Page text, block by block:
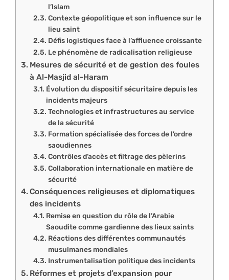
l’Islam
Contexte géopolitique et son influence sur le
lieu saint
Défis logistiques face à l’affluence croissante
Le phénomène de radicalisation religieuse
Mesures de sécurité et de gestion des foules
à Al-Masjid al-Haram
Évolution du dispositif sécuritaire depuis les
incidents majeurs
Technologies et infrastructures au service
de la sécurité
Formation spécialisée des forces de l’ordre
saoudiennes
Contrôles d’accès et filtrage des pèlerins
Collaboration internationale en matière de
sécurité
Conséquences religieuses et diplomatiques
des incidents
Remise en question du rôle de l’Arabie
Saoudite comme gardienne des lieux saints
Réactions des différentes communautés
musulmanes mondiales
Instrumentalisation politique des incidents
Réformes et projets d’expansion pour